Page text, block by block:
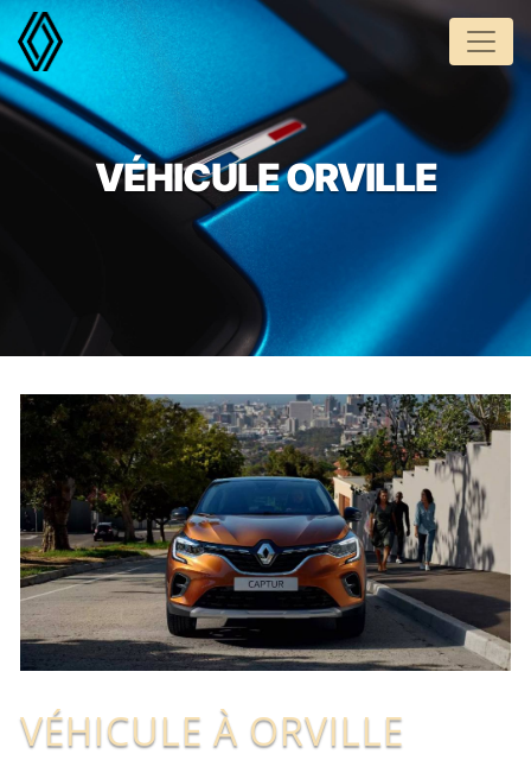
Panneau de gestion des cookies
VÉHICULE ORVILLE
VÉHICULE À ORVILLE